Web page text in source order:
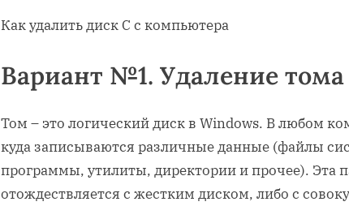
Как удалить диск С с компьютера
Вариант №1. Удаление тома
Том – это логический диск в Windows. В любом
куда записываются различные данные (файлы
программы, утилиты, директории и прочее). Эта
отождествляется с жестким диском, либо с